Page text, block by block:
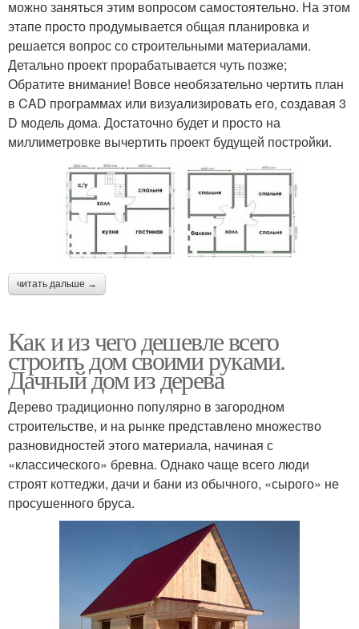
можно заняться этим вопросом самостоятельно. На этом
этапе просто продумывается общая планировка и
решается вопрос со строительными материалами.
Детально проект прорабатывается чуть позже;
Обратите внимание! Вовсе необязательно чертить план
в CAD программах или визуализировать его, создавая 3
D модель дома. Достаточно будет и просто на
миллиметровке вычертить проект будущей постройки.
читать дальше →
Как и из чего дешевле всего
строить дом своими руками.
Дачный дом из дерева
Дерево традиционно популярно в загородном
строительстве, и на рынке представлено множество
разновидностей этого материала, начиная с
«классического» бревна. Однако чаще всего люди
строят коттеджи, дачи и бани из обычного, «сырого» не
просушенного бруса.